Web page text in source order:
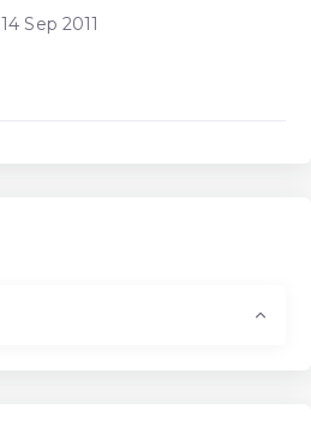
14 Sep 2011